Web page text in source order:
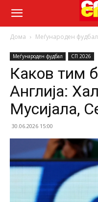
Дома Меѓународен фудбал
Меѓународен фудбал СП 2026
Каков тим
Англија:
Мусијала,
30.06.2026 15:00